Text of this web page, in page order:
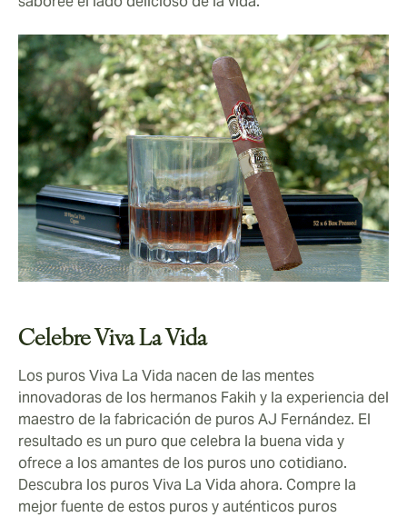
Celebre Viva La Vida
Los puros Viva La Vida nacen de las mentes
innovadoras de los hermanos Fakih y la experiencia del
maestro de la fabricación de puros AJ Fernández. El
resultado es un puro que celebra la buena vida y
ofrece a los amantes de los puros uno cotidiano.
Descubra los puros Viva La Vida ahora. Compre la
mejor fuente de estos puros y auténticos puros